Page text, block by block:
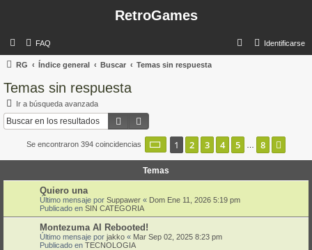
RetroGames
FAQ Identificarse
RG Índice general Buscar Temas sin respuesta
Temas sin respuesta
Ir a búsqueda avanzada
Buscar
Se encontraron 394 coincidencias Página de
1 2 3 4 5 8
Temas
Quiero una
Último mensaje por Suppawer « Dom Ene 11, 2026 5:19 pm
Publicado en SIN CATEGORIA
Montezuma AI Rebooted!
Último mensaje por jakko « Mar Sep 02, 2025 8:23 pm
Publicado en TECNOLOGIA